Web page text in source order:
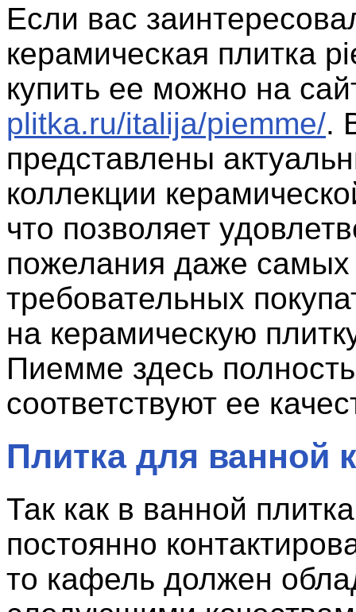
Если вас
керамическая плитка
купить ее можно на
plitka.ru/italija/piemme/.
представлены
коллекции
что позволяет
пожелания даже самых
требовательных
на керамическую
Пиемме здесь
соответствуют ее
Плитка для ванной
Так как в ванной
постоянно
то кафель должен